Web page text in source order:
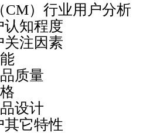
CM）行业用户分析
知程度
注因素
量
计
它特性